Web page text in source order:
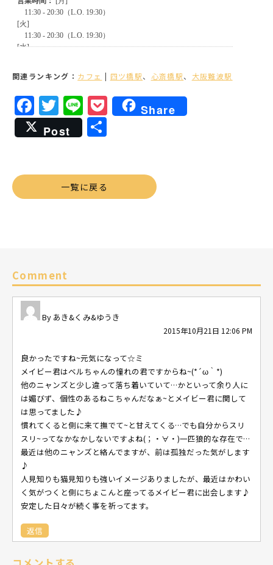
関連ランキング： カフェ | 四ツ橋駅、 心斎橋駅、 大阪難波駅
Facebook
Twitter
LinePocket
Share
Post
共
一覧に戻る
Comment
あき&くみ&ゆうき
2015年10月21日 12:06 PM
良かったですね~元気になって☆ミ
メイビー君はベルちゃんの憧れの君ですからね~(*´ω｀*)
他のニャンズと少し違って落ち着いていて…かといって余り人に
は媚びず、個性のあるねこちゃんだなぁ~とメイビー君に関して
は思ってました♪
慣れてくると側に来て撫でて~と甘えてくる…でも自分からスリ
スリ~ってなかなかしないですよね(；・∀・)一匹狼的な存在で…
最近は他のニャンズと絡んでますが、前は孤独だった気がします
♪
人見知りも猫見知りも強いイメージありましたが、最近はかわい
く気がつくと側にちょこんと座ってるメイビー君に出会します♪
安定した日々が続く事を祈ってます。
返信